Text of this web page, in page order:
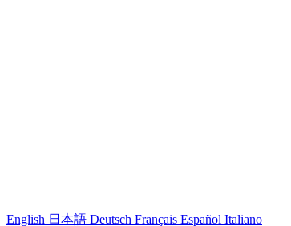
English 日本語 Deutsch Français Español Italiano